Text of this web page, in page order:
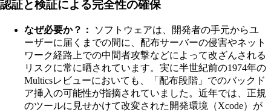
認証と検証による完全性の確保
なぜ必要か？：
ソフトウェアは、開発者の手元からユ
ーザーに届くまでの間に、配布サーバーの侵害やネット
ワーク経路上での中間者攻撃などによって改ざんされる
リスクに常に晒されています。実に半世紀前の1974年の
Multicsレビューにおいても、「配布段階」でのバックド
ア挿入の可能性が指摘されていました。近年では、正規
のツールに見せかけて改変された開発環境（Xcode）が